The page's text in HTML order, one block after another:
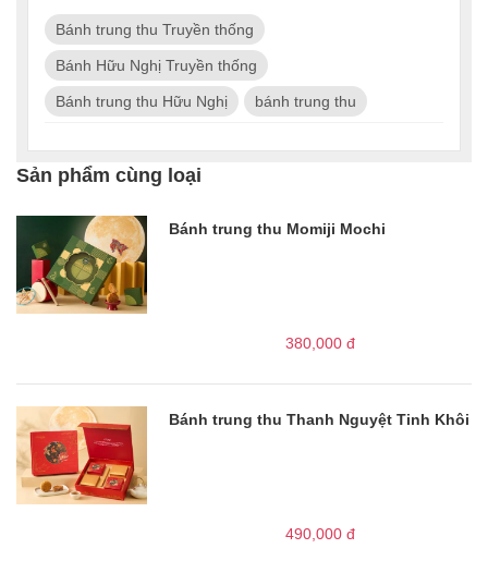
Bánh trung thu Truyền thống
Bánh Hữu Nghị Truyền thống
Bánh trung thu Hữu Nghị bánh trung thu
Sản phẩm cùng loại
Bánh trung thu Momiji Mochi
380,000 đ
Bánh trung thu Thanh Nguyệt Tinh Khôi
490,000 đ